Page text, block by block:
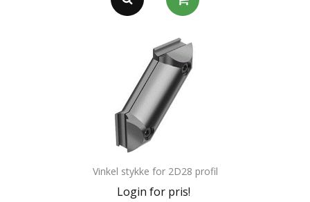
Vinkel stykke for 2D28 profil
Login for pris!